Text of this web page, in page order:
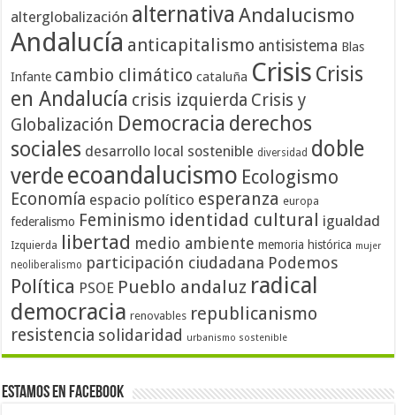
alterglobalización alternativa Andalucismo
Andalucía anticapitalismo antisistema Blas
Infante cambio climático cataluña Crisis Crisis
en Andalucía crisis izquierda Crisis y
Globalización Democracia derechos
sociales desarrollo local sostenible diversidad doble
verdeecoandalucismo Ecologismo
Economía espacio político esperanza europa
federalismo Feminismo identidad cultural igualdad
Izquierda libertad medio ambiente memoria histórica mujer
neoliberalismo participación ciudadana Podemos
Política PSOE Pueblo andaluz radical
democracia renovables republicanismo
resistencia solidaridad urbanismo sostenible
Estamos en Facebook